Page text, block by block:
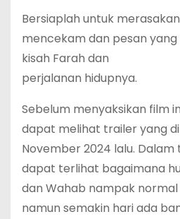
Bersiaplah untuk
mencekam dan pesan
kisah Farah dan
perjalanan hidupnya.
Sebelum menyaksikan film
dapat melihat trailer yang
November 2024 lalu.
dapat terlihat bagaimana
dan Wahab nampak
namun semakin hari ada